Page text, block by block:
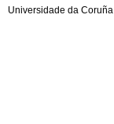
Universidade da Coruña